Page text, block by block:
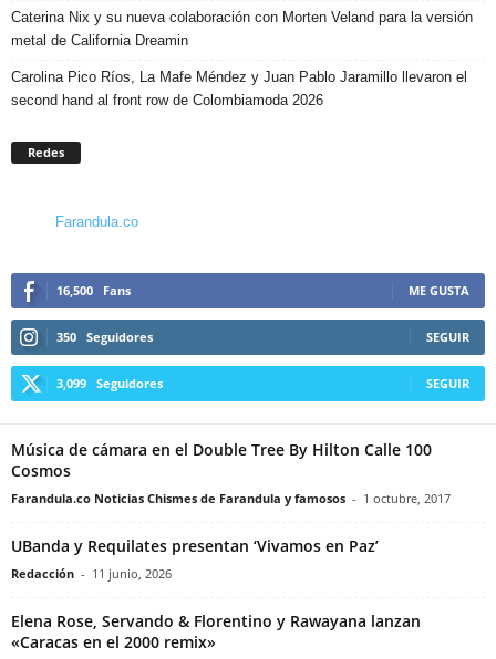
Caterina Nix y su nueva colaboración con Morten Veland para la versión
metal de California Dreamin
Carolina Pico Ríos, La Mafe Méndez y Juan Pablo Jaramillo llevaron el
second hand al front row de Colombiamoda 2026
Redes
Farandula.co
16,500 Fans ME GUSTA
350 Seguidores SEGUIR
3,099 Seguidores SEGUIR
Música de cámara en el Double Tree By Hilton Calle 100
Cosmos
Farandula.co Noticias Chismes de Farandula y famosos - 1 octubre, 2017
UBanda y Requilates presentan ‘Vivamos en Paz’
Redacción - 11 junio, 2026
Elena Rose, Servando & Florentino y Rawayana lanzan
«Caracas en el 2000 remix»